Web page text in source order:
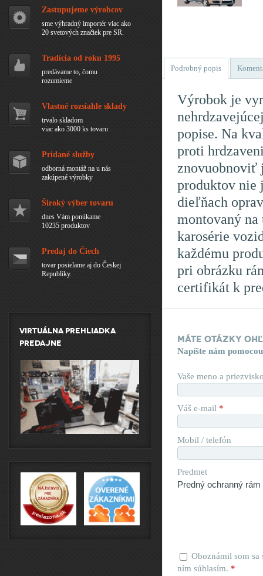
Podrobný popis
Výrobok je
popise. Na
proti
znovuobnoviť
produktov nie
dieľňach
montovaný na
karosérie
každému
pri obrázku
certifikát k
Máte otázky
Napíšte nám
Vaše meno a
Váš e-mail *
Mobil / telefón
Predmet
Oboznámil som sa
ním súhlasím. *
Zastupujeme výrobcov
sme výhradný importér viac ako
20 svetových značiek pre SR.
Tradícia od roku 1995
predávame to, čomu
rozumieme
Vlastné rozsiahle sklady
trvalo skladom
viac ako 3000 ks tovaru
Pridané služby
odborná montáž na u nás
zakúpené výrobky
Široký výber tovaru
dnes Vám ponúkame
10235 produktov
Predaj do Čiech
tovar posielame aj do Českej
Republiky.
Virtuálna prehliadka
predajne